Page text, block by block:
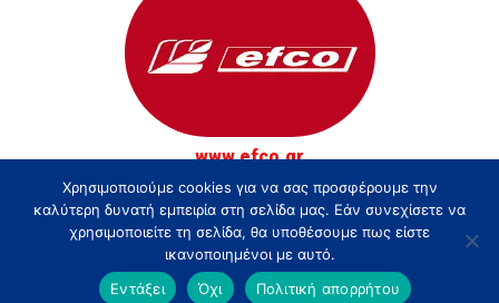
www.efco.gr
© Τσακίρης - Αγρός, Κήπος και Δάσος 2026
Χρησιμοποιούμε cookies για να σας προσφέρουμε την
καλύτερη δυνατή εμπειρία στη σελίδα μας. Εάν συνεχίσετε να
χρησιμοποιείτε τη σελίδα, θα υποθέσουμε πως είστε
ικανοποιημένοι με αυτό.
Εντάξει
Όχι Πολιτική απορρήτου